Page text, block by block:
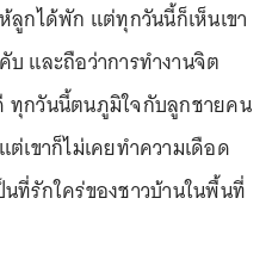
ลูกได้พัก แต่ทุกวันนี้ก็เห็นเขา
และถือว่าการทำงานจิต
ทุกวันนี้ตนภูมิใจกับลูกชายคน
เขาก็ไม่เคยทำความเดือด
ที่รักใคร่ของชาวบ้านในพื้นที่